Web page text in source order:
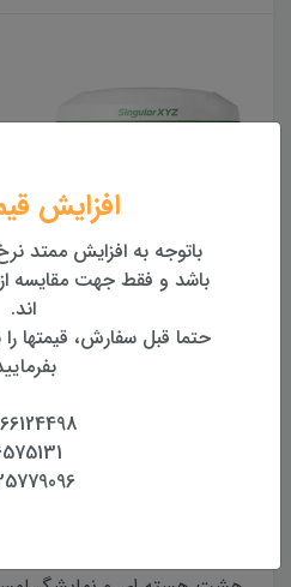
گیرنده مولتی
p2 plus
138,000,000 تومان
مشخصات
افزایش
باتوجه به افزایش ممتد
باشد و فقط جهت مقایسه
اند.
حتما قبل سفارش، قیمتها